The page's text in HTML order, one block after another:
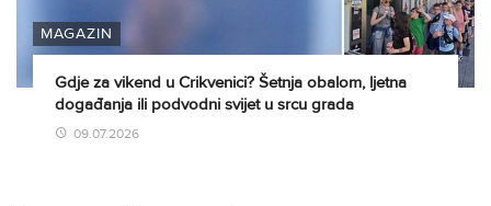
MAGAZIN
Gdje za vikend u Crikvenici? Šetnja obalom, ljetna
događanja ili podvodni svijet u srcu grada
09.07.2026